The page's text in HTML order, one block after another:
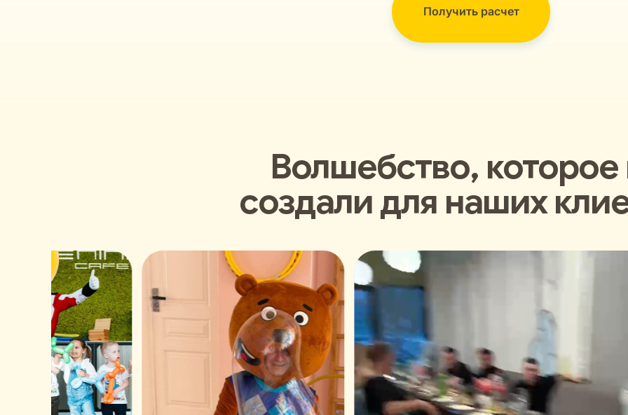
Получить расчет
Волшебство,
создали для наших